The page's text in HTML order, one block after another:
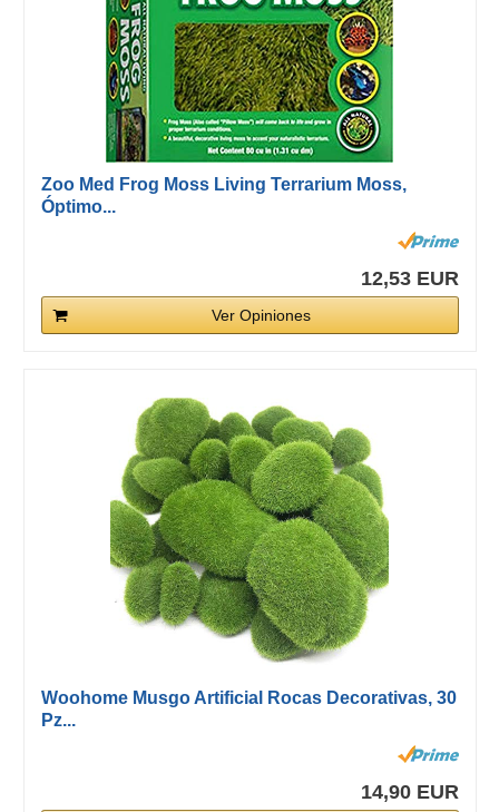
Zoo Med Frog Moss Living Terrarium Moss,
Óptimo...
12,53 EUR
Ver Opiniones
Woohome Musgo Artificial Rocas Decorativas, 30
Pz...
14,90 EUR